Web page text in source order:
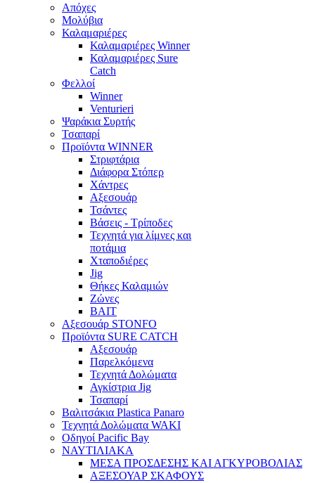
Απόχες
Μολύβια
Καλαμαριέρες
Καλαμαριέρες Winner
Καλαμαριέρες Sure
Catch
Φελλοί
Winner
Venturieri
Ψαράκια Συρτής
Τσαπαρί
Προϊόντα WINNER
Στριφτάρια
Διάφορα Στόπερ
Χάντρες
Αξεσουάρ
Τσάντες
Βάσεις - Τρίποδες
Τεχνητά για λίμνες και
ποτάμια
Χταποδιέρες
Jig
Θήκες Καλαμιών
Ζώνες
BAIT
Αξεσουάρ STONFO
Προϊόντα SURE CATCH
Αξεσουάρ
Παρελκόμενα
Τεχνητά Δολώματα
Αγκίστρια Jig
Τσαπαρί
Βαλιτσάκια Plastica Panaro
Τεχνητά Δολώματα WAKI
Οδηγοί Pacific Bay
ΝΑΥΤΙΛΙΑΚΑ
ΜΕΣΑ ΠΡΟΣΔΕΣΗΣ ΚΑΙ ΑΓΚΥΡΟΒΟΛΙΑΣ
ΑΞΕΣΟΥΑΡ ΣΚΑΦΟΥΣ